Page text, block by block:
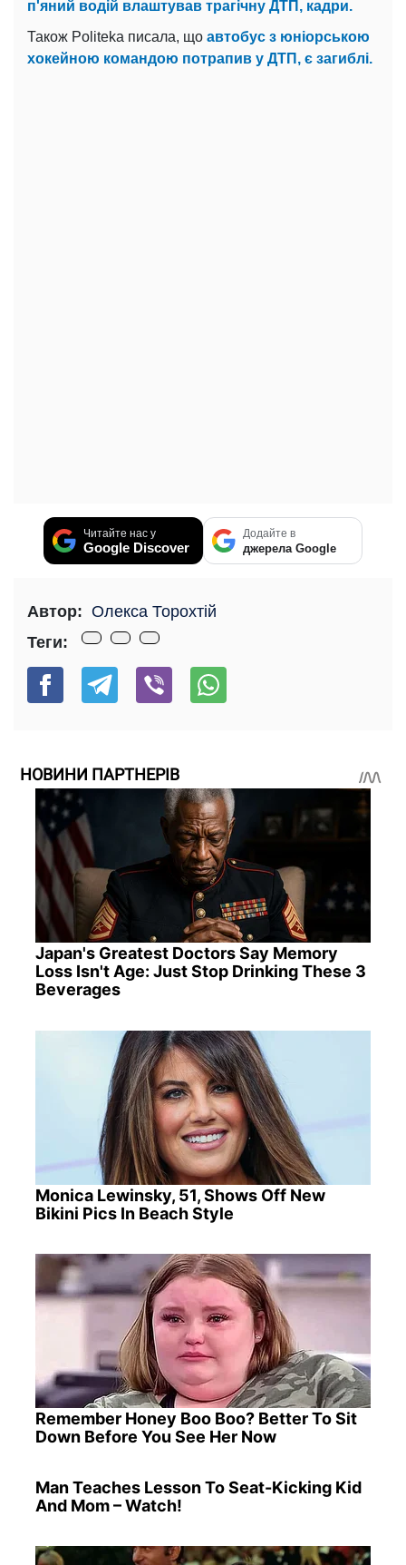
п'яний водій влаштував трагічну ДТП, кадри.
Також Politeka писала, що автобус з юніорською
хокейною командою потрапив у ДТП, є загиблі.
Читайте нас у
Google Discover
Додайте в
джерела Google
Автор: Олекса Торохтій
Теги:
НОВИНИ ПАРТНЕРІВ
Japan's Greatest Doctors Say Memory
Loss Isn't Age: Just Stop Drinking These 3
Beverages
Monica Lewinsky, 51, Shows Off New
Bikini Pics In Beach Style
Remember Honey Boo Boo? Better To Sit
Down Before You See Her Now
Man Teaches Lesson To Seat-Kicking Kid
And Mom – Watch!